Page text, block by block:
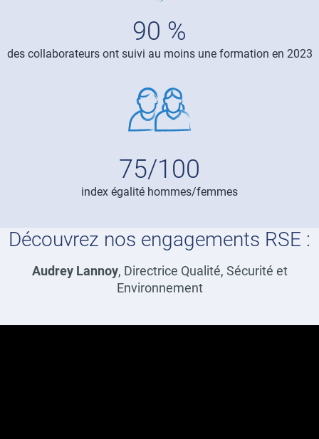
90 %
des collaborateurs ont suivi au moins une formation en 2023
75/100
index égalité hommes/femmes
Title
Découvrez nos engagements RSE :
DescriptionAudrey Lannoy, Directrice Qualité, Sécurité et
Environnement